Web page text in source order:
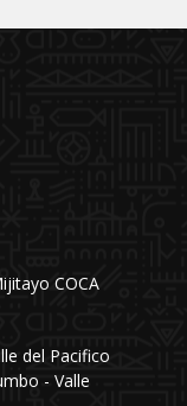
COCA
del Pacifico
- Valle